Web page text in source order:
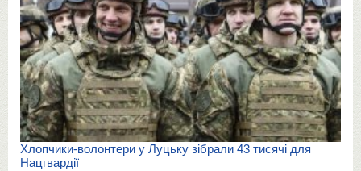
Хлопчики-волонтери у Луцьку зібрали 43 тисячі для
Нацгвардії